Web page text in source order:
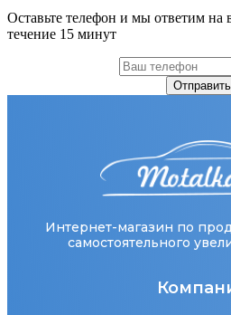
Оставьте телефон и мы ответим на
течение 15 минут
Отправить
Интернет-магазин по
самостоятельного